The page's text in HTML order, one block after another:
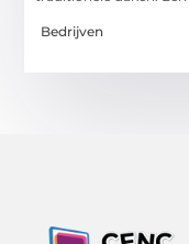
Bedrijven